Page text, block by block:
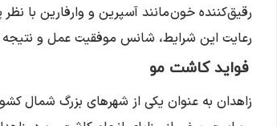
رقیق‌کننده خون مانند آسپرین و وارفارین
رعایت این شرایط، شانس موفقیت عمل و
فواید کاشت مو
زاهدان به عنوان یکی از شهرهای بزرگ شمال